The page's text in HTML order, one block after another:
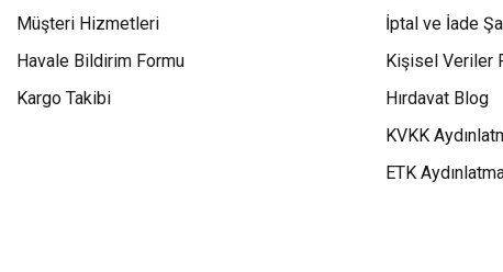
Müşteri Hizmetleri
Havale Bildirim Formu
Kargo Takibi
İptal ve İade
Kişisel Veriler
Hırdavat Blog
KVKK
ETK